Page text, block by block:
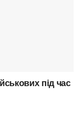
під час